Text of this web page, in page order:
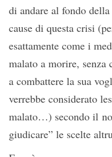
di andare al fondo
cause di questa crisi
esattamente come i
malato a morire, senza
a combattere la sua
verrebbe considerato
malato…) secondo il
giudicare” le scelte